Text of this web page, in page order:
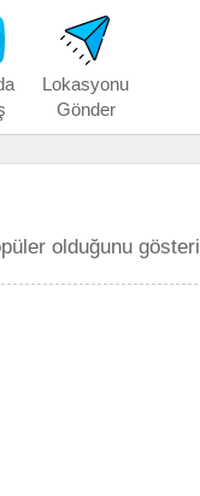
Lokasyonu
Gönder
olduğunu